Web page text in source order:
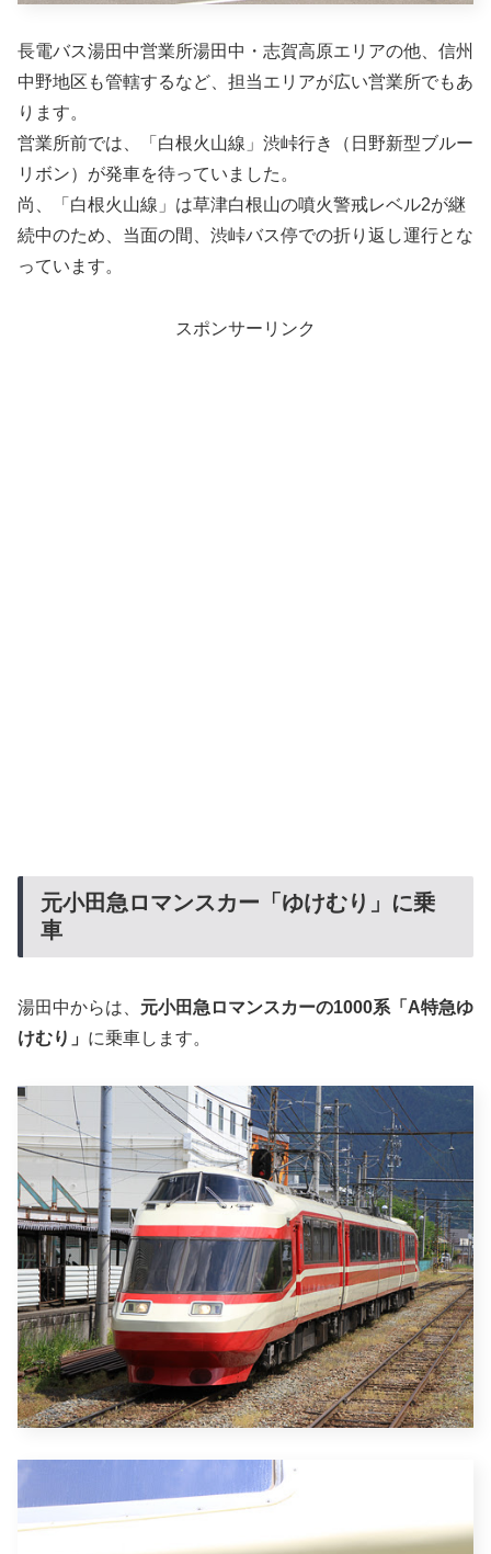
長電バス湯田中営業所湯田中・志賀高原エリアの他、信州
中野地区も管轄するなど、担当エリアが広い営業所でもあ
ります。
営業所前では、「白根火山線」渋峠行き（日野新型ブルー
リボン）が発車を待っていました。
尚、「白根火山線」は草津白根山の噴火警戒レベル2が継
続中のため、当面の間、渋峠バス停での折り返し運行とな
っています。
スポンサーリンク
元小田急ロマンスカー「ゆけむり」に乗
車
湯田中からは、 元小田急ロマンスカーの1000系「A特急ゆ
けむり」 に乗車します。